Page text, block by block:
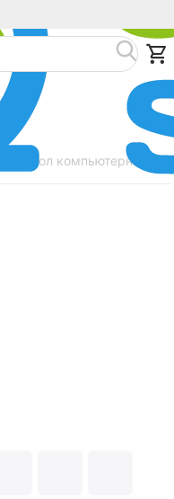
Стол компьютерный
Найти